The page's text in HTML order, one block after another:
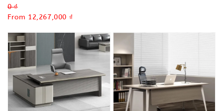
Regular
price
0 ₫
Sale
From 12,267,000 ₫